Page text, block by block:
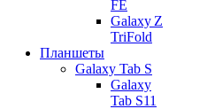
FE
Galaxy Z
TriFold
Планшеты
Galaxy Tab S
Galaxy
Tab S11